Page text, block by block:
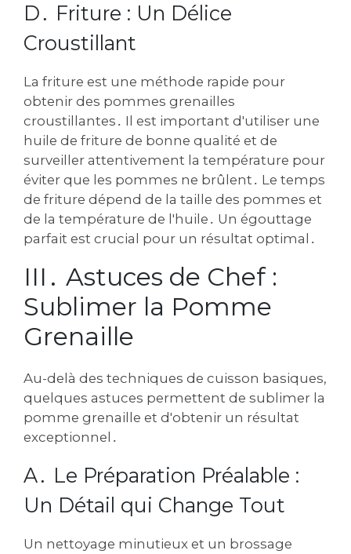
D․ Friture : Un Délice
Croustillant
La friture est une méthode rapide pour
obtenir des pommes grenailles
croustillantes․ Il est important d'utiliser une
huile de friture de bonne qualité et de
surveiller attentivement la température pour
éviter que les pommes ne brûlent․ Le temps
de friture dépend de la taille des pommes et
de la température de l'huile․ Un égouttage
parfait est crucial pour un résultat optimal․
III․ Astuces de Chef :
Sublimer la Pomme
Grenaille
Au-delà des techniques de cuisson basiques,
quelques astuces permettent de sublimer la
pomme grenaille et d'obtenir un résultat
exceptionnel․
A․ Le Préparation Préalable :
Un Détail qui Change Tout
Un nettoyage minutieux et un brossage